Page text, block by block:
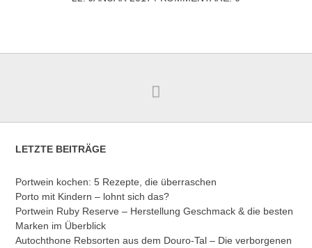
LETZTE BEITRÄGE
Portwein kochen: 5 Rezepte, die überraschen
Porto mit Kindern – lohnt sich das?
Portwein Ruby Reserve – Herstellung Geschmack & die besten
Marken im Überblick
Autochthone Rebsorten aus dem Douro-Tal – Die verborgenen